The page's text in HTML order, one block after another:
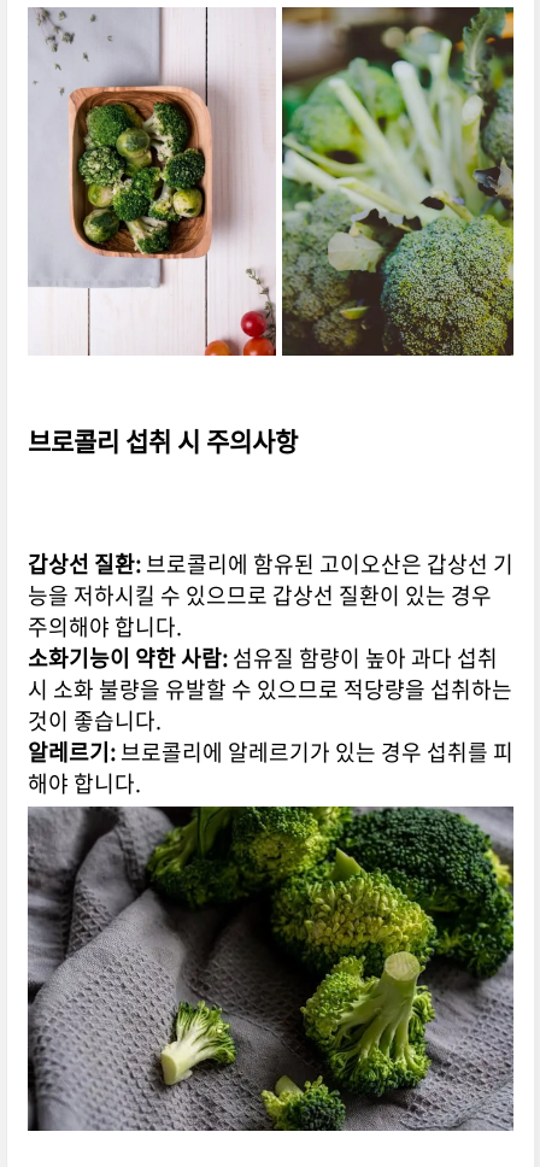
브로콜리 섭취 시 주의사항
갑상선 질환:브로콜리에 함유된 고이오산은 갑상선 기
능을 저하시킬 수 있으므로 갑상선 질환이 있는 경우
주의해야 합니다.
소화기능이 약한 사람:섬유질 함량이 높아 과다 섭취
시 소화 불량을 유발할 수 있으므로 적당량을 섭취하는
것이 좋습니다.
알레르기:브로콜리에 알레르기가 있는 경우 섭취를 피
해야 합니다.